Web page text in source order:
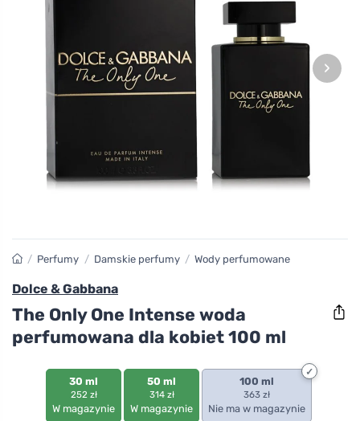
›
/ Perfumy / Damskie perfumy / Wody perfumowane
Dolce & Gabbana
The Only One Intense woda
perfumowana dla kobiet 100 ml
30 ml
252 zł
W magazynie
50 ml
314 zł
W magazynie
100 ml
363 zł
Nie ma w magazynie